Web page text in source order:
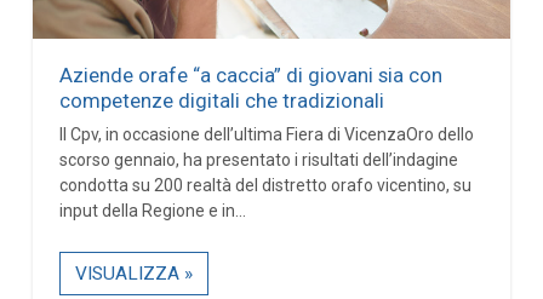
Aziende orafe “a caccia” di giovani sia con
competenze digitali che tradizionali
Il Cpv, in occasione dell’ultima Fiera di VicenzaOro dello
scorso gennaio, ha presentato i risultati dell’indagine
condotta su 200 realtà del distretto orafo vicentino, su
input della Regione e in...
VISUALIZZA »